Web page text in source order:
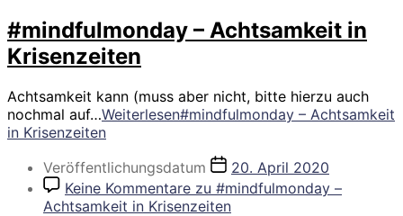
#mindfulmonday – Achtsamkeit in
Krisenzeiten
Achtsamkeit kann (muss aber nicht, bitte hierzu auch
nochmal auf…Weiterlesen#mindfulmonday – Achtsamkeit
in Krisenzeiten
Veröffentlichungsdatum
20. April 2020
Keine Kommentare zu #mindfulmonday –
Achtsamkeit in Krisenzeiten